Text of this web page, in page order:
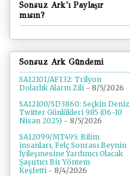
Sonsuz Ark'ı Paylaşır
mısın?
Sonsuz Ark Gündemi
SA12101/AF132: Trilyon
Dolarlık Alarm Zili - 8/5/2026
SA12100/SD3860: Seçkin Deniz
Twitter Günlükleri 985 (06-10
Nisan 2025) - 8/5/2026
SA12099/MT495: Bilim
insanları, Felç Sonrası Beynin
İyileşmesine Yardımcı Olacak
Şaşırtıcı Bir Yöntem
Keşfetti - 8/4/2026